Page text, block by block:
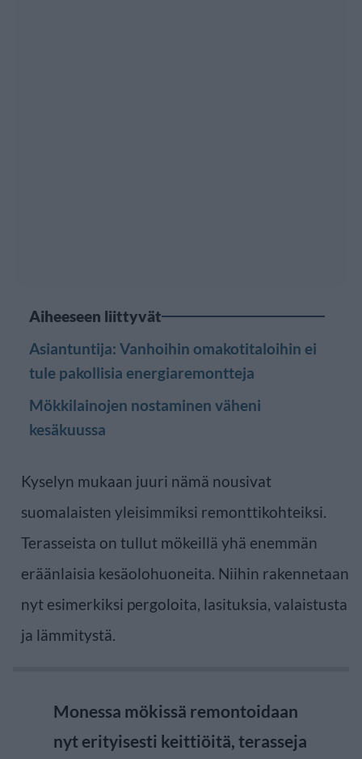
Aiheeseen liittyvät
Asiantuntija: Vanhoihin omakotitaloihin ei
tule pakollisia energiaremontteja
Mökkilainojen nostaminen väheni
kesäkuussa
Kyselyn mukaan juuri nämä nousivat
suomalaisten yleisimmiksi remonttikohteiksi.
Terasseista on tullut mökeillä yhä enemmän
eräänlaisia kesäolohuoneita. Niihin rakennetaan
nyt esimerkiksi pergoloita, lasituksia, valaistusta
ja lämmitystä.
Monessa mökissä remontoidaan
nyt erityisesti keittiöitä, terasseja